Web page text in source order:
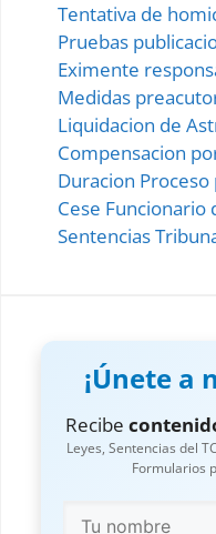
Tentativa de
Pruebas
Eximente
Medidas
Liquidacion de
Compensacion
Duracion Proceso
Cese Funcionario
Sentencias
¡Únete a
Recibe
Leyes, Sentencias del
Formularios